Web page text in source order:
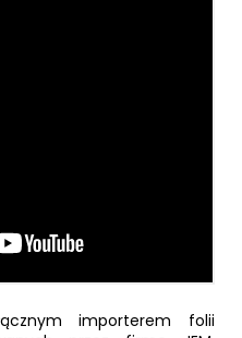
importerem folii